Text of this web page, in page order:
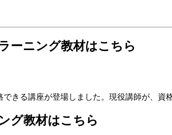
ーニング教材はこちら
きる講座が登場しました。 現役講師が、資
グ教材はこちら